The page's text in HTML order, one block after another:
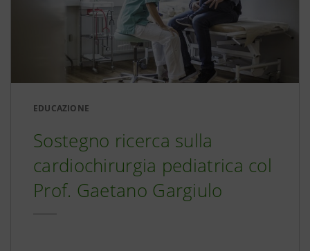
EDUCAZIONE
Sostegno ricerca sulla
cardiochirurgia pediatrica col
Prof. Gaetano Gargiulo